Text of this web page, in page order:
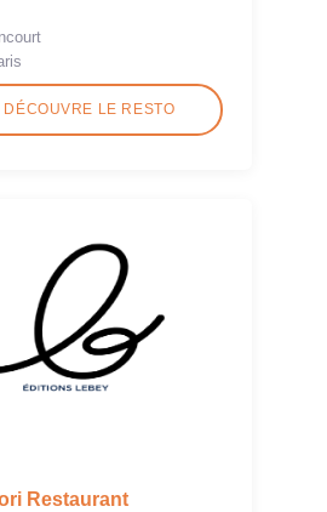
DÉCOUVRE LE RESTO
Restaurant